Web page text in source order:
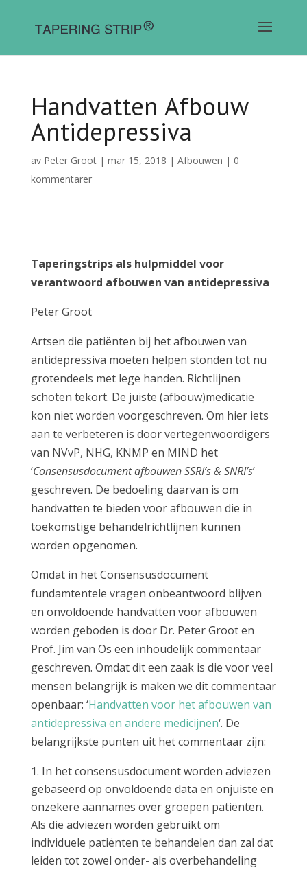
Handvatten Afbouw
Antidepressiva
av Peter Groot| mar 15, 2018 | Afbouwen | 0
kommentarer
Taperingstrips als hulpmiddel voor
verantwoord afbouwen van antidepressiva
Peter Groot
Artsen die patiënten bij het afbouwen van
antidepressiva moeten helpen stonden tot nu
grotendeels met lege handen. Richtlijnen
schoten tekort. De juiste (afbouw)medicatie
kon niet worden voorgeschreven. Om hier iets
aan te verbeteren is door vertegenwoordigers
van NVvP, NHG, KNMP en MIND het
‘Consensusdocument afbouwen SSRI’s & SNRI’s’
geschreven. De bedoeling daarvan is om
handvatten te bieden voor afbouwen die in
toekomstige behandelrichtlijnen kunnen
worden opgenomen.
Omdat in het Consensusdocument
fundamtentele vragen onbeantwoord blijven
en onvoldoende handvatten voor afbouwen
worden geboden is door Dr. Peter Groot en
Prof. Jim van Os een inhoudelijk commentaar
geschreven. Omdat dit een zaak is die voor veel
mensen belangrijk is maken we dit commentaar
openbaar: ‘Handvatten voor het afbouwen van
antidepressiva en andere medicijnen‘. De
belangrijkste punten uit het commentaar zijn:
In het consensusdocument worden adviezen
gebaseerd op onvoldoende data en onjuiste en
onzekere aannames over groepen patiënten.
Als die adviezen worden gebruikt om
individuele patiënten te behandelen dan zal dat
leiden tot zowel onder- als overbehandeling